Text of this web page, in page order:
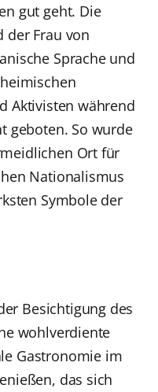
gut geht. Die
der Frau von
Sprache und
Aktivisten während
geboten. So wurde
Ort für
Nationalismus
Symbole der
Besichtigung des
wohlverdiente
Gastronomie im
das sich